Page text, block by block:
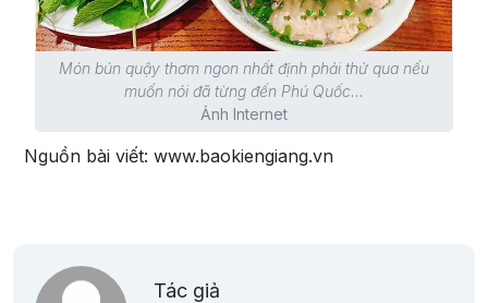
Món bún quậy thơm ngon nhất định phải thử qua nếu
muốn nói đã từng đến Phú Quốc...
Ảnh Internet
Nguồn bài viết: www.baokiengiang.vn
Tác giả